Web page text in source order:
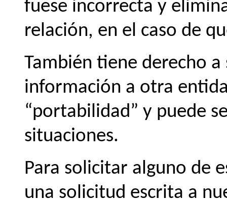
fuese incorrecta y
relación, en el caso de
También tiene derecho
información a otra
“portabilidad” y puede
situaciones.
Para solicitar alguno de
una solicitud escrita a